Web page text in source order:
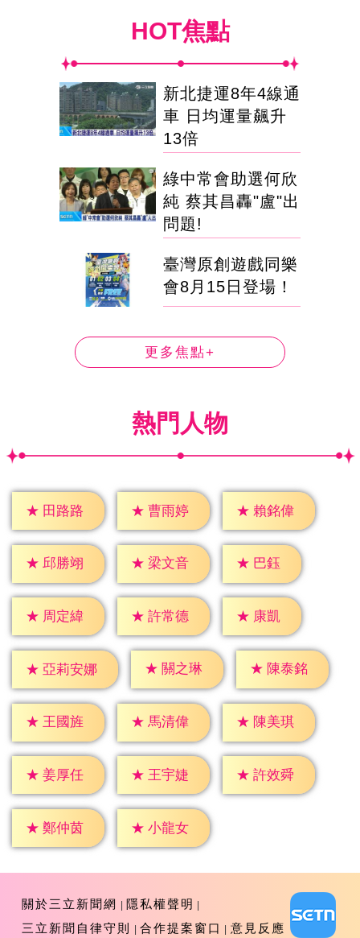
HOT焦點
新北捷運8年4線通
車 日均運量飆升
13倍
綠中常會助選何欣
純 蔡其昌轟"盧"出
問題!
臺灣原創遊戲同樂
會8月15日登場！
更多焦點+
熱門人物
★ 田路路 ★ 曹雨婷 ★ 賴銘偉
★ 邱勝翊 ★ 梁文音 ★ 巴鈺
★ 周定緯 ★ 許常德 ★ 康凱
★ 亞莉安娜 ★ 關之琳 ★ 陳泰銘
★ 王國旌 ★ 馬清偉 ★ 陳美琪
★ 姜厚任 ★ 王宇婕 ★ 許效舜
★ 鄭仲茵 ★ 小龍女
關於三立新聞網
隱私權聲明
三立新聞自律守則
合作提案窗口 意見反應